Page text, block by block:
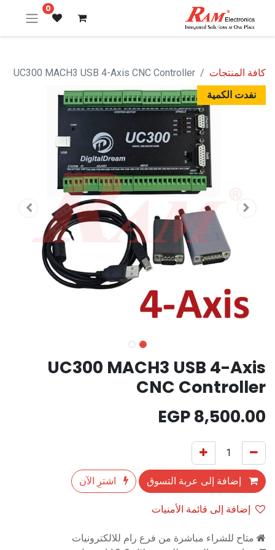
0
كافة المنتجات
UC300 MACH3 USB 4-Axis CNC Controller
نفدت الكمية
UC300 MACH3 USB 4-Axis
CNC Controller
8,500.00
إضافة إلى عربة التسوق
اشترِ الآن
إضافة إلى قائمة الأمنيات
متاح للشراء مباشرة من فرع رام للالكترونيات